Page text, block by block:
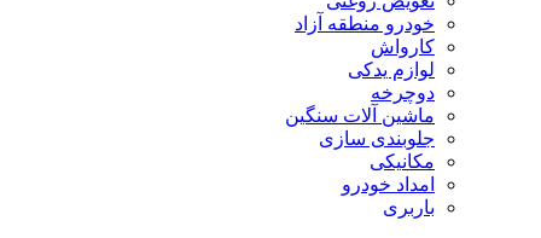
خودرو منطقه آزاد
کارواش
لوازم یدکی
دوچرخه
ماشین آلات سنگین
جلوبندی سازی
مکانیکی
امداد خودرو
باربری